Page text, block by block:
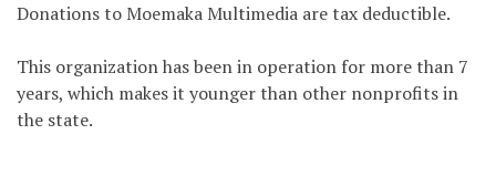
Donations to Moemaka Multimedia are tax deductible.
This organization has been in operation for more than 7
years, which makes it younger than other nonprofits in
the state.